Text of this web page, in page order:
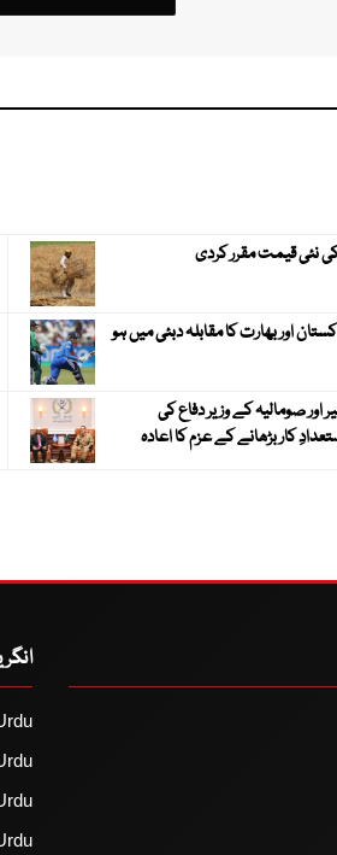
نئی قیمت مقرر کردی
ایشیا کپ 2026، پاکستان اور بھارت کا مقابلہ دبئی میں ہو
صومالیہ کے وزیر دفاع کی
کار بڑھانے کے عزم کا اعادہ